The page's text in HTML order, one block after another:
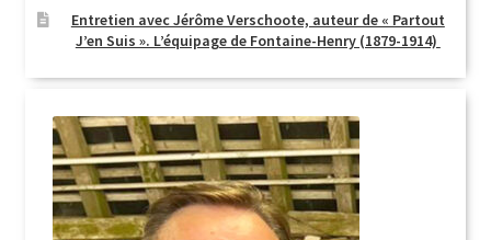
Entretien avec Jérôme Verschoote, auteur de « Partout
J’en Suis ». L’équipage de Fontaine-Henry (1879-1914)